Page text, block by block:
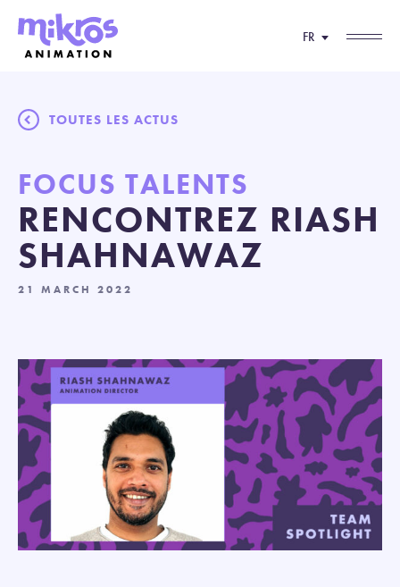
FR
TOUTES LES ACTUS
FOCUS TALENTS
RENCONTREZ RIASH
SHAHNAWAZ
21 MARCH 2022